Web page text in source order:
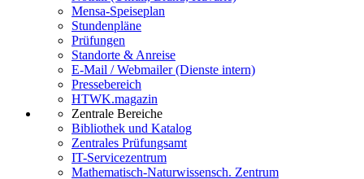
Mensa-Speiseplan
Stundenpläne
Prüfungen
Standorte & Anreise
E-Mail / Webmailer (Dienste intern)
Pressebereich
HTWK.magazin
Zentrale Bereiche
Bibliothek und Katalog
Zentrales Prüfungsamt
IT-Servicezentrum
Mathematisch-Naturwissensch. Zentrum